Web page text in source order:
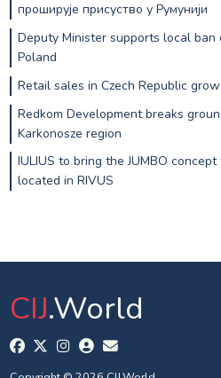
проширује присуство у Румунији
Deputy Minister supports local
Poland
Retail sales in Czech Republic
Redkom Development breaks
Karkonosze region
IULIUS to bring the JUMBO
located in RIVUS
CIJ.World